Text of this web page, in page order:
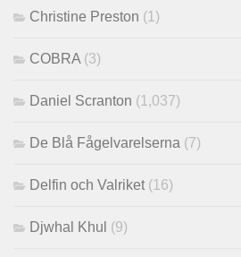
Christine Preston (1)
COBRA (3)
Daniel Scranton (1,037)
De Blå Fågelvarelserna (7)
Delfin och Valriket (16)
Djwhal Khul (9)